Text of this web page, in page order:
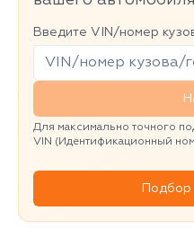
Введите VIN/номер
Для максимально точного
VIN (Идентификационный